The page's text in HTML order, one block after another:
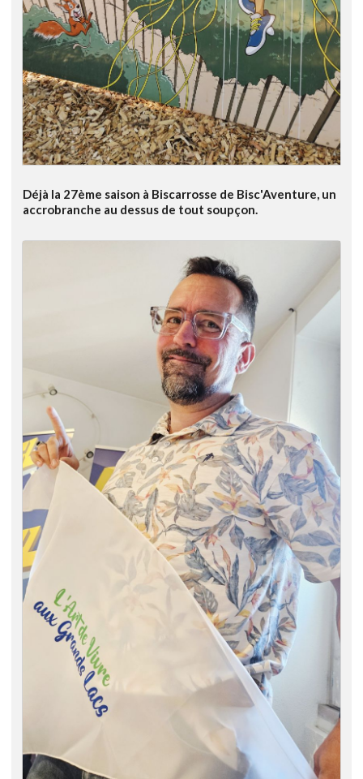
Déjà la 27ème saison à Biscarrosse de Bisc'Aventure, un
accrobranche au dessus de tout soupçon.